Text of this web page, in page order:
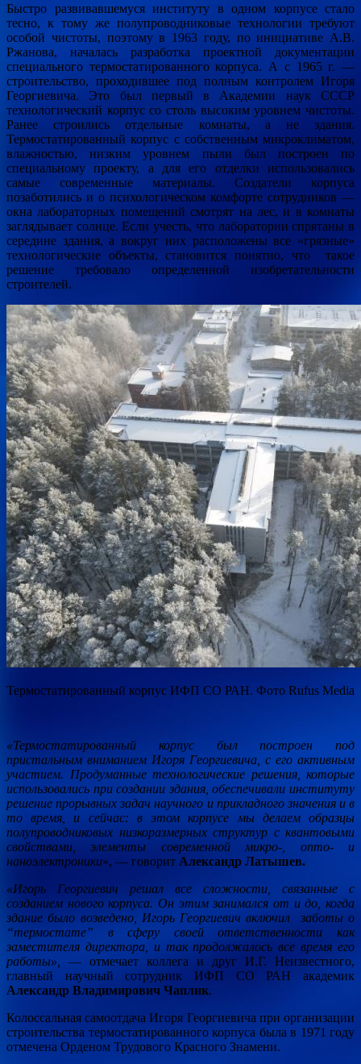
Быстро развивавшемуся институту в одном корпусе стало
тесно, к тому же полупроводниковые технологии требуют
особой чистоты, поэтому в 1963 году, по инициативе А.В.
Ржанова, началась разработка проектной документации
специального термостатированного корпуса. А с 1965 г. —
строительство, проходившее под полным контролем Игоря
Георгиевича. Это был первый в Академии наук СССР
технологический корпус со столь высоким уровнем чистоты.
Ранее строились отдельные комнаты, а не здания.
Термостатированный корпус с собственным микроклиматом,
влажностью, низким уровнем пыли был построен по
специальному проекту, а для его отделки использовались
самые современные материалы. Создатели корпуса
позаботились и о психологическом комфорте сотрудников —
окна лабораторных помещений смотрят на лес, и в комнаты
заглядывает солнце. Если учесть, что лаборатории спрятаны в
середине здания, а вокруг них расположены все «грязные»
технологические объекты, становится понятно, что такое
решение требовало определенной изобретательности
строителей.
Термостатированный корпус ИФП СО РАН. Фото Rufus Media
«Термостатированный корпус был построен под
пристальным вниманием Игоря Георгиевича, с его активным
участием. Продуманные технологические решения, которые
использовались при создании здания, обеспечивали институту
решение прорывных задач научного и прикладного значения и в
то время, и сейчас: в этом корпусе мы делаем образцы
полупроводниковых низкоразмерных структур с квантовыми
свойствами, элементы современной микро-, опто- и
наноэлектроники», — говорит Александр Латышев.
«Игорь Георгиевич решал все сложности, связанные с
созданием нового корпуса. Он этим занимался от и до, когда
здание было возведено, Игорь Георгиевич включил заботы о
“термостате” в сферу своей ответственности как
заместителя директора, и так продолжалось все время его
работы»,
— отмечает коллега и друг И.Г. Неизвестного,
главный научный сотрудник ИФП СО РАН академик
Александр Владимирович Чаплик.
Колоссальная самоотдача Игоря Георгиевича при организации
строительства термостатированного корпуса была в 1971 году
отмечена Орденом Трудового Красного Знамени.